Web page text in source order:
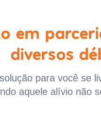
em
diversos
para você se
aquele alívio não